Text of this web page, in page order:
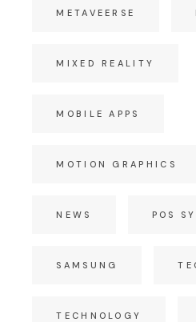
METAVEERSE
MIXED REALITY
MOBILE APPS
MOTION GRAPHICS
NEWS POS
SAMSUNG
TECHNOLOGY